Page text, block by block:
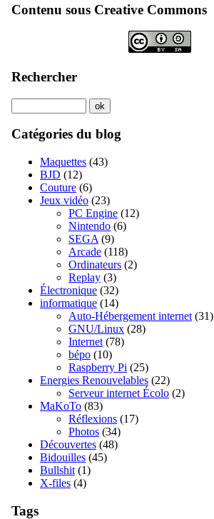
Contenu sous Creative Commons
Rechercher
Catégories du blog
Maquettes (43)
BJD (12)
Couture (6)
Jeux vidéo (23)
PC Engine (12)
Nintendo (6)
SEGA (9)
Arcade (118)
Ordinateurs (2)
Replay (3)
Électronique (32)
informatique (14)
Auto-Hébergement internet (31)
GNU/Linux (28)
Internet (78)
bépo (10)
Raspberry Pi (25)
Energies Renouvelables (22)
Serveur internet Écolo (2)
MaKoTo (83)
Réflexions (17)
Photos (34)
Découvertes (48)
Bidouilles (45)
Bullshit (1)
X-files (4)
Tags